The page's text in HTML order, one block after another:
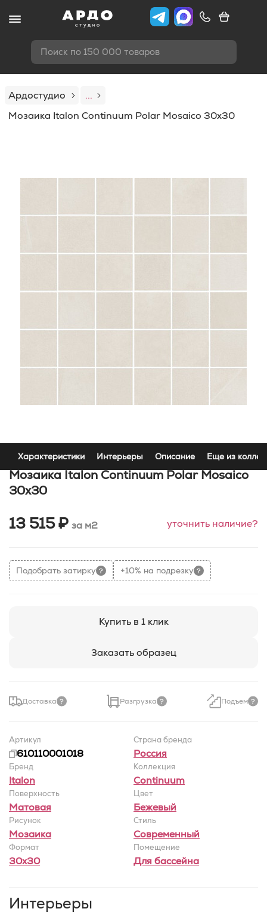
Поиск по 150 000 товаров
Ардостудио
...
Мозаика Italon Continuum Polar Mosaico 30x30
Характеристики Интерьеры Описание Еще из
Мозаика Italon Continuum Polar Mosaico
30x30
13 515 ₽ за м2 уточнить наличие?
Подобрать затирку +10% на подрезку
Купить в 1 клик
Заказать образец
Доставка Разгрузка Подъем
Артикул
610110001018
Страна бренда
Россия
Бренд
Italon
Коллекция
Continuum
Поверхность
Матовая
Цвет
Бежевый
Рисунок
Мозаика
Стиль
Современный
Формат
30x30
Помещение
Для бассейна
Интерьеры